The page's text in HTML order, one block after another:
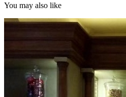
You may also like